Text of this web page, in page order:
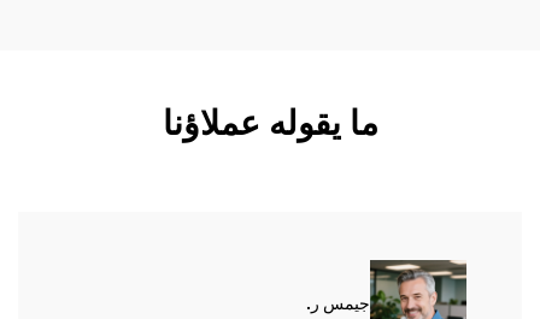
ما يقوله عملاؤنا
جيمس ر.